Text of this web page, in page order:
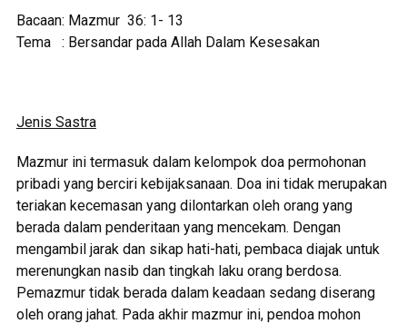
Bacaan: Mazmur 36: 1- 13
Tema : Bersandar pada Allah Dalam Kesesakan
Jenis Sastra
Mazmur ini termasuk dalam kelompok doa permohonan
pribadi yang berciri kebijaksanaan. Doa ini tidak merupakan
teriakan kecemasan yang dilontarkan oleh orang yang
berada dalam penderitaan yang mencekam. Dengan
mengambil jarak dan sikap hati-hati, pembaca diajak untuk
merenungkan nasib dan tingkah laku orang berdosa.
Pemazmur tidak berada dalam keadaan sedang diserang
oleh orang jahat. Pada akhir mazmur ini, pendoa mohon